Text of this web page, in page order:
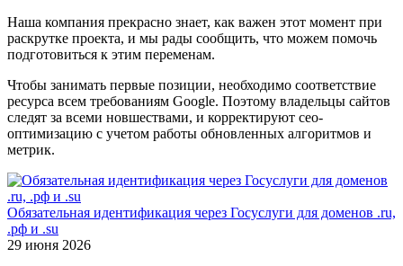
Наша компания прекрасно знает, как важен этот момент при
раскрутке проекта, и мы рады сообщить, что можем помочь
подготовиться к этим переменам.
Чтобы занимать первые позиции, необходимо соответствие
ресурса всем требованиям Google. Поэтому владельцы сайтов
следят за всеми новшествами, и корректируют сео-
оптимизацию с учетом работы обновленных алгоритмов и
метрик.
Обязательная идентификация через Госуслуги для доменов .ru,
.рф и .su
29 июня 2026